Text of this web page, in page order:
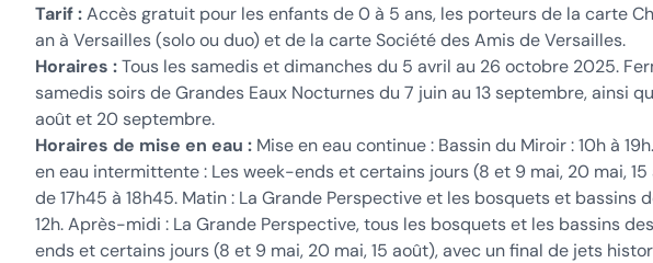
Tarif :Accès gratuit pour les enfants de 0 à 5 ans, les porteurs de la carte
an à Versailles (solo ou duo) et de la carte Société des Amis de Versailles.
Horaires :Tous les samedis et dimanches du 5 avril au 26 octobre 2025.
samedis soirs de Grandes Eaux Nocturnes du 7 juin au 13 septembre, ainsi
août et 20 septembre.
Horaires de mise en eau : Mise en eau continue : Bassin du Miroir : 10h à
en eau intermittente : Les week-ends et certains jours (8 et 9 mai, 20 mai, 15
de 17h45 à 18h45. Matin : La Grande Perspective et les bosquets et bassins
12h. Après-midi : La Grande Perspective, tous les bosquets et les bassins
ends et certains jours (8 et 9 mai, 20 mai, 15 août), avec un final de jets